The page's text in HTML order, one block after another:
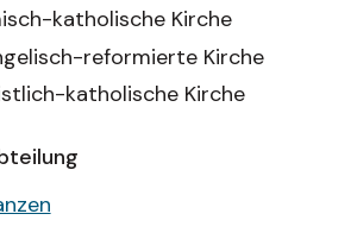
katholische Kirche
reformierte Kirche
katholische Kirche